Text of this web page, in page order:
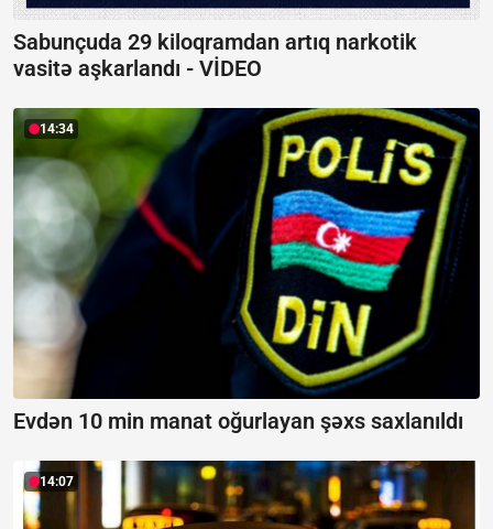
Sabunçuda 29 kiloqramdan artıq narkotik
vasitə aşkarlandı - VİDEO
14:34
Evdən 10 min manat oğurlayan şəxs saxlanıldı
14:07